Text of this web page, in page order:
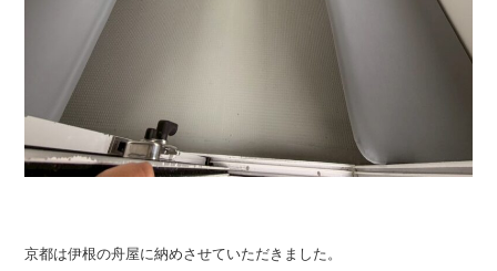
京都は伊根の舟屋に納めさせていただきました。